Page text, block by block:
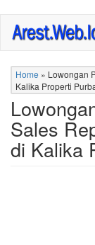
Skip
main
content
Home » Lowongan
Kalika Properti
Sales
di Kalika